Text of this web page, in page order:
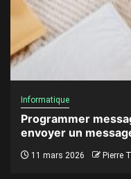
Informatique
Programmer
envoyer un
11 mars 2026 Pierre